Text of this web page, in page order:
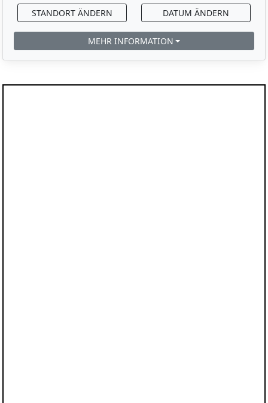
STANDORT ÄNDERN DATUM ÄNDERN
MEHR INFORMATION